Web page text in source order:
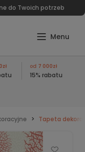
do Twoich potrzeb
od 7 000zł
15% rabatu
Tapeta